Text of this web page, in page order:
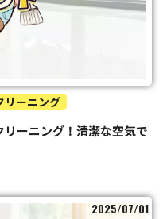
リーニング
リーニング！清潔な空気で
2025/07/01